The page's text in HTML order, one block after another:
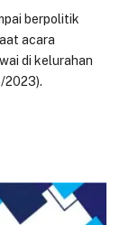
berpolitik
acara
di kelurahan
2023).